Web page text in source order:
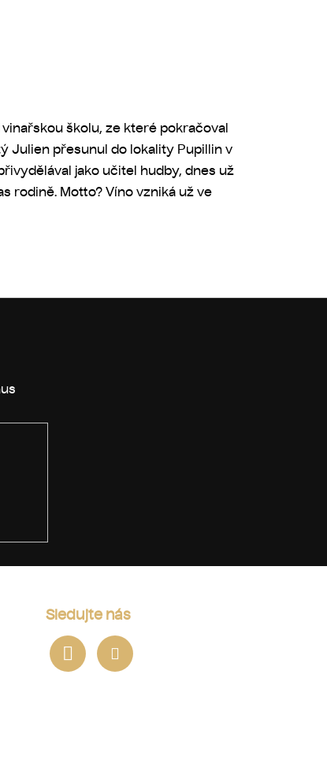
školu, ze které pokračoval
Julien přesunul do lokality Pupillin v
jako učitel hudby, dnes už
rodině. Motto? Víno vzniká už ve
Sledujte nás